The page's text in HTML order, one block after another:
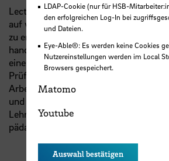
Lector4Teachers verfolgt das Ziel
auf wiederkehrende, alltägliche,
zu entlasten, in dem das manuelle
handschriftlich gefertigten Listen
eine KI-basierte mobile Applikation
Prüfen solcher und ähnlicher
Arbeit in den Schulen und eine
und Prüfung der handschriftlichen
Lehrer:innen zeitlich entlasten und
pädagogischen Tätigkeiten freisetzen.
LDAP-Cookie (nur für HSB-
den erfolgreichen Log-In bei
und Dateien.
Eye-Able®: Es werden keine Cookies
Nutzereinstellungen werden im Local
Browsers gespeichert.
Matomo
Youtube
Auswahl bestätigen